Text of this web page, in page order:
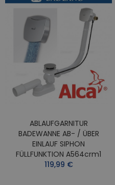
ABLAUFGARNITUR
BADEWANNE AB- / ÜBER
EINLAUF SIPHON
FÜLLFUNKTION A564crm1
119,99 €